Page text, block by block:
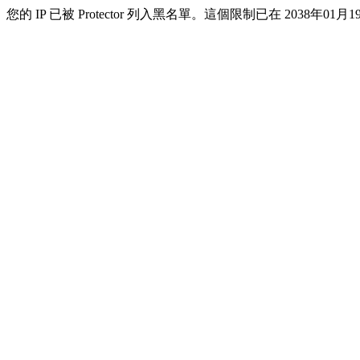
您的 IP 已被 Protector 列入黑名單。這個限制已在 2038年01月